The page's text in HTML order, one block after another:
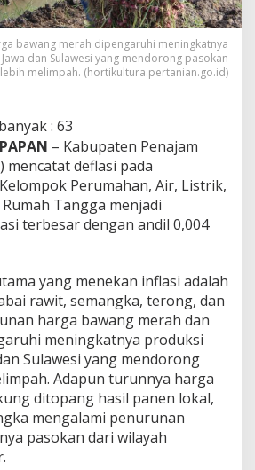
bawang merah dipengaruhi meningkatnya
dan Sulawesi yang mendorong pasokan
lebih melimpah. (hortikultura.pertanian.go.id)
: 63
– Kabupaten Penajam
mencatat deflasi pada
Perumahan, Air, Listrik,
Tangga menjadi
terbesar dengan andil 0,004
yang menekan inflasi adalah
rawit, semangka, terong, dan
harga bawang merah dan
meningkatnya produksi
Sulawesi yang mendorong
Adapun turunnya harga
ditopang hasil panen lokal,
mengalami penurunan
pasokan dari wilayah